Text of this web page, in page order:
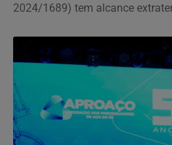
2024/1689) tem alcance